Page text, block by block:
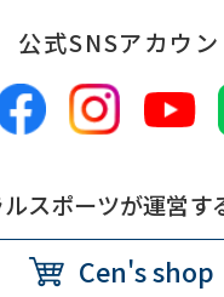
公式SNSアカウン
スポーツが運営す
Cen's shop